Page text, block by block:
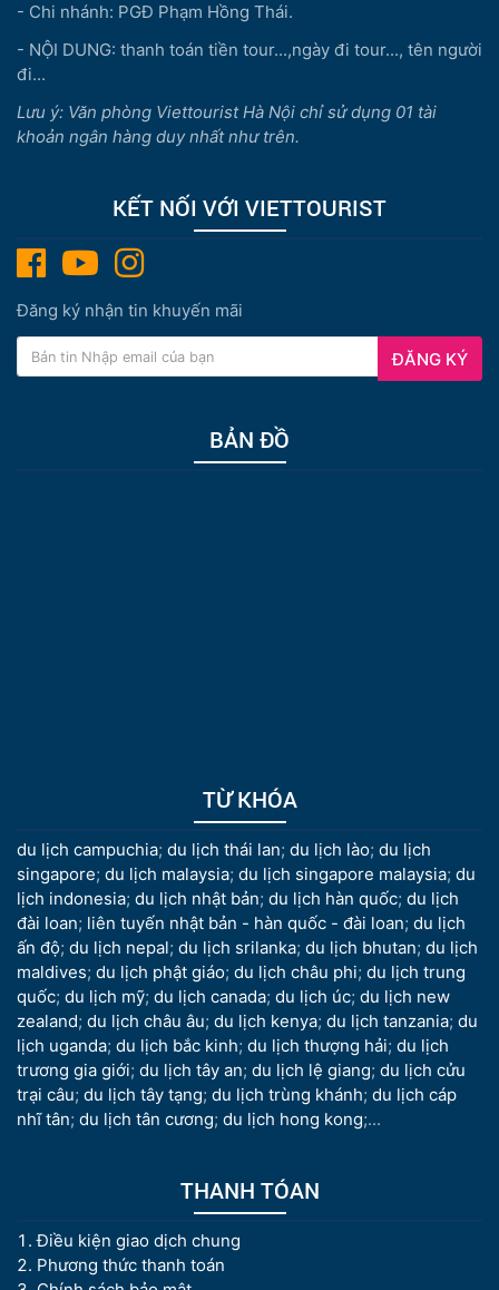
- Chi nhánh: PGĐ Phạm Hồng Thái.
- NỘI DUNG: thanh toán tiền tour...,ngày đi tour..., tên người
đi...
Lưu ý: Văn phòng Viettourist Hà Nội chỉ sử dụng 01 tài
khoản ngân hàng duy nhất như trên.
KẾT NỐI VỚI VIETTOURIST
Đăng ký nhận tin khuyến mãi
ĐĂNG KÝ
BẢN ĐỒ
TỪ KHÓA
du lịch campuchia; du lịch thái lan; du lịch lào; du lịch
singapore; du lịch malaysia; du lịch singapore malaysia; du
lịch indonesia; du lịch nhật bản; du lịch hàn quốc; du lịch
đài loan; liên tuyến nhật bản - hàn quốc - đài loan; du lịch
ấn độ; du lịch nepal; du lịch srilanka; du lịch bhutan; du lịch
maldives; du lịch phật giáo; du lịch châu phi; du lịch trung
quốc; du lịch mỹ; du lịch canada; du lịch úc; du lịch new
zealand; du lịch châu âu; du lịch kenya; du lịch tanzania; du
lịch uganda; du lịch bắc kinh; du lịch thượng hải; du lịch
trương gia giới; du lịch tây an; du lịch lệ giang; du lịch cửu
trại câu; du lịch tây tạng; du lịch trùng khánh; du lịch cáp
nhĩ tân; du lịch tân cương; du lịch hong kong;...
THANH TÓAN
Điều kiện giao dịch chung
Phương thức thanh toán